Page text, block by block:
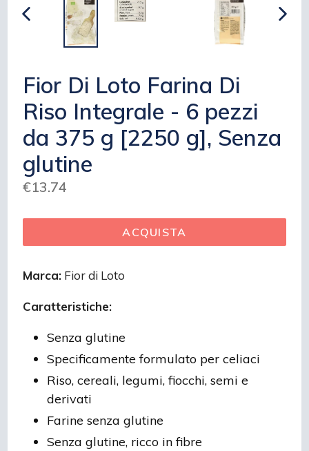
INDIETRO
Fior Di Loto Farina Di
Riso Integrale - 6 pezzi
da 375 g [2250 g], Senza
glutine
Prezzo
€13.74
ACQUISTA
Marca: Fior di Loto
Caratteristiche:
Senza glutine
Specificamente formulato per celiaci
Riso, cereali, legumi, fiocchi, semi e
derivati
Farine senza glutine
Senza glutine, ricco in fibre